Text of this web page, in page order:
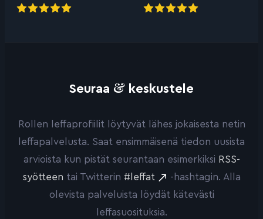
Seuraa & keskustele
Rollen leffaprofiilit löytyvät lähes jokaisesta netin
leffapalvelusta. Saat ensimmäisenä tiedon uusista
arvioista kun pistät seurantaan esimerkiksi RSS-
syötteen tai Twitterin #leffat
-hashtagin. Alla
olevista palveluista löydät kätevästi
leffasuosituksia.